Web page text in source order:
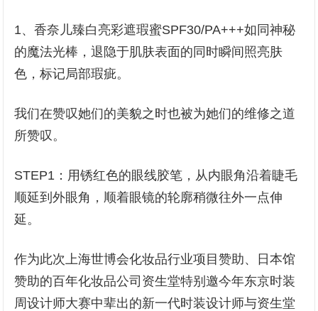
1、香奈儿臻白亮彩遮瑕蜜SPF30/PA+++如同神秘
的魔法光棒，退隐于肌肤表面的同时瞬间照亮肤
色，标记局部瑕疵。
我们在赞叹她们的美貌之时也被为她们的维修之道
所赞叹。
STEP1：用锈红色的眼线胶笔，从内眼角沿着睫毛
顺延到外眼角，顺着眼镜的轮廓稍微往外一点伸
延。
作为此次上海世博会化妆品行业项目赞助、日本馆
赞助的百年化妆品公司资生堂特别邀今年东京时装
周设计师大赛中辈出的新一代时装设计师与资生堂